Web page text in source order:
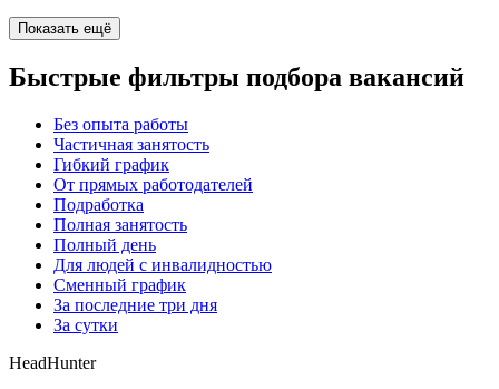
Показать ещё
Быстрые фильтры подбора вакансий
Без опыта работы
Частичная занятость
Гибкий график
От прямых работодателей
Подработка
Полная занятость
Полный день
Для людей с инвалидностью
Сменный график
За последние три дня
За сутки
HeadHunter